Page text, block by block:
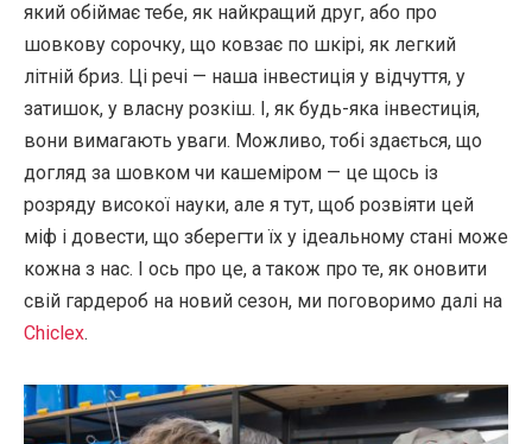
який обіймає тебе, як найкращий друг, або про
шовкову сорочку, що ковзає по шкірі, як легкий
літній бриз. Ці речі — наша інвестиція у відчуття, у
затишок, у власну розкіш. І, як будь-яка інвестиція,
вони вимагають уваги. Можливо, тобі здається, що
догляд за шовком чи кашеміром — це щось із
розряду високої науки, але я тут, щоб розвіяти цей
міф і довести, що зберегти їх у ідеальному стані може
кожна з нас. І ось про це, а також про те, як оновити
свій гардероб на новий сезон, ми поговоримо далі на
Chiclex.